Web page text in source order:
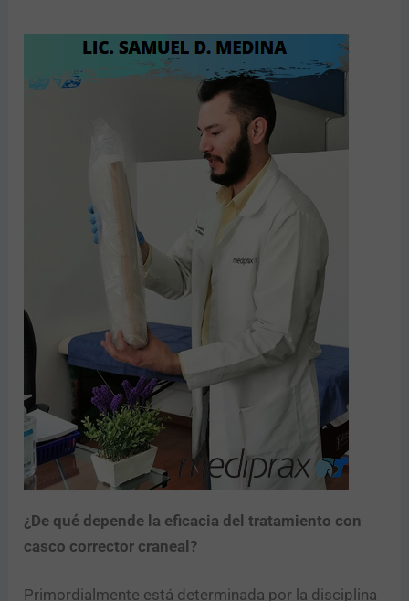
¿De qué depende la eficacia del tratamiento con
casco corrector craneal?
Primordialmente está determinada por la disciplina